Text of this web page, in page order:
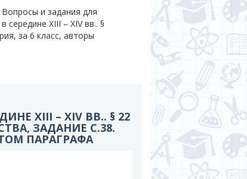
и задания для
середине XIII – XIV вв.. §
за 6 класс, авторы
XIII – XIV ВВ.. § 22
ЗАДАНИЕ С.38.
ПАРАГРАФА